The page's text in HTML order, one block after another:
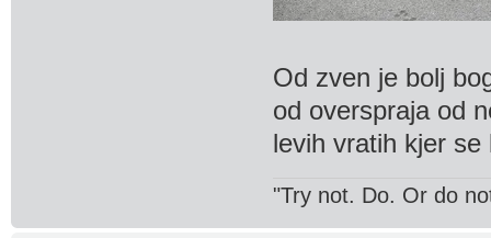
Od zven je bolj
od overspraja od
levih vratih kjer se
"Try not. Do. Or do